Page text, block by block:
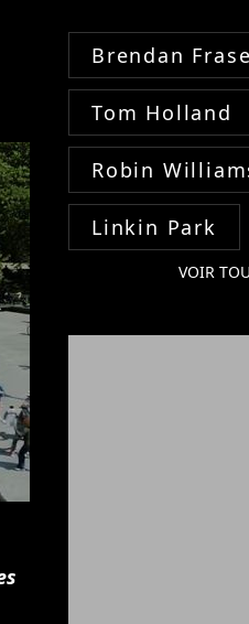
Brendan
Tom Holland
Robin
Linkin Park
VOIR